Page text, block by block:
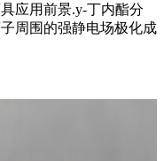
应用前景.y-丁内酯分
周围的强静电场极化成